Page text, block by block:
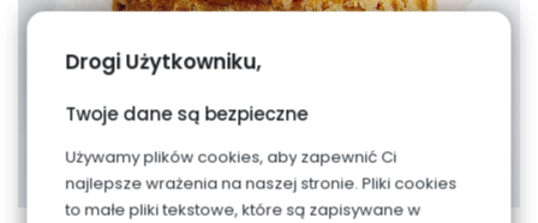
Drogi Użytkowniku,
Twoje dane są bezpieczne
Używamy plików cookies, aby zapewnić Ci
najlepsze wrażenia na naszej stronie. Pliki cookies
to małe pliki tekstowe, które są zapisywane w